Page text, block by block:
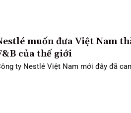
muốn đưa Việt Nam
của thế giới
ty Nestlé Việt Nam mới đây đã